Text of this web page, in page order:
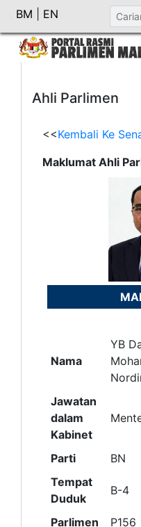
BM EN
Ahli Parlimen
<<Kembali Ke
Maklumat Ahli
Nama
YB
Jawatan
dalam
Kabinet
Parti
BN
Tempat
Duduk
B-4
Parlimen
P156